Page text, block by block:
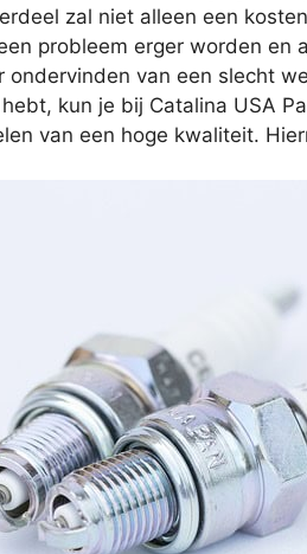
zal niet alleen een
probleem erger worden en
ondervinden van een slecht
kun je bij Catalina USA
van een hoge kwaliteit.